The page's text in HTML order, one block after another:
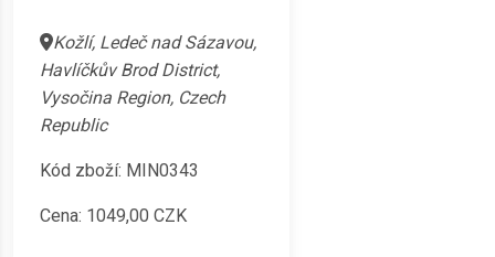
Kožlí, Ledeč nad Sázavou,
Havlíčkův Brod District,
Vysočina Region, Czech
Republic
Kód zboží: MIN0343
Cena: 1049,00 CZK